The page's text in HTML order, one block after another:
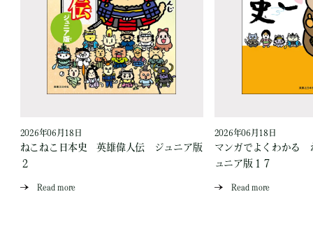
2026年06月18日
ねこねこ日本史 英雄偉人伝 ジュニア版
２
Read more
2026年06月18日
マンガでよくわかる
ュニア版１７
Read more